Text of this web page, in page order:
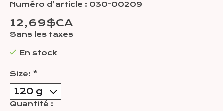
Numéro d’article : 030-00209
12,69$CA
Sans les taxes
En stock
Size: *
Quantité :